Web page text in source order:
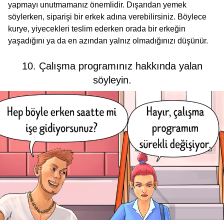
yapmayı unutmamanız önemlidir. Dışarıdan yemek
söylerken, siparişi bir erkek adına verebilirsiniz. Böylece
kurye, yiyecekleri teslim ederken orada bir erkeğin
yaşadığını ya da en azından yalnız olmadığınızı düşünür.
10. Çalışma programınız hakkında yalan
söyleyin.